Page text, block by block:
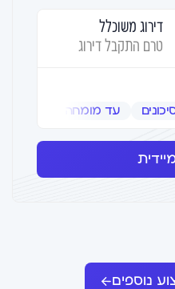
דירוג משוכלל
טרם התקבל דירוג
עד מומחה
נוספים